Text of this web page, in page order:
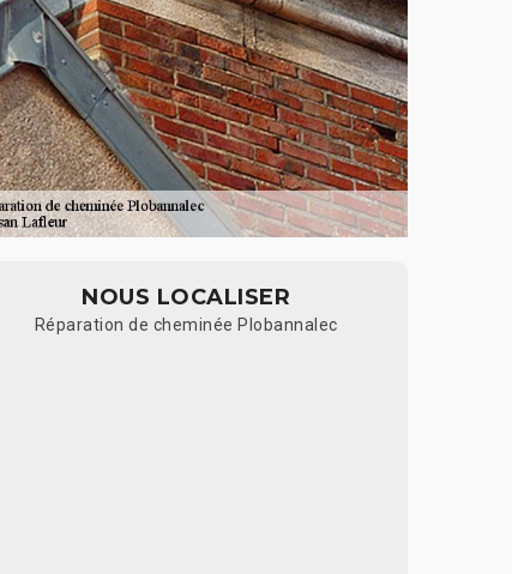
NOUS LOCALISER
Réparation de cheminée Plobannalec